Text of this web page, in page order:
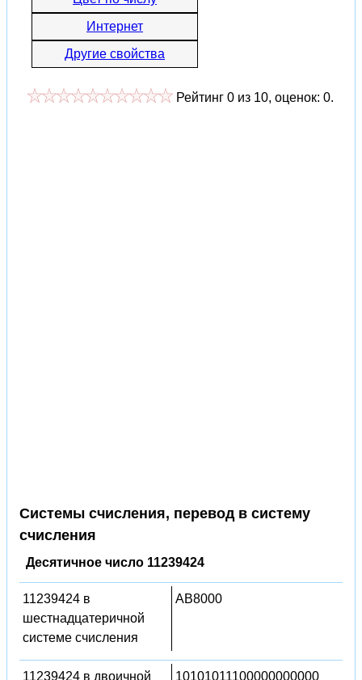
Интернет
Другие свойства
Рейтинг 0 из 10, оценок: 0.
Системы счисления, перевод в систему
счисления
Десятичное число 11239424
11239424 в
шестнадцатеричной
системе счисления
AB8000
11239424 в двоичной
10101011100000000000